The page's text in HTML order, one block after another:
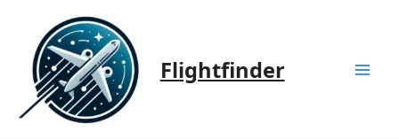
contenido
Flightfinder